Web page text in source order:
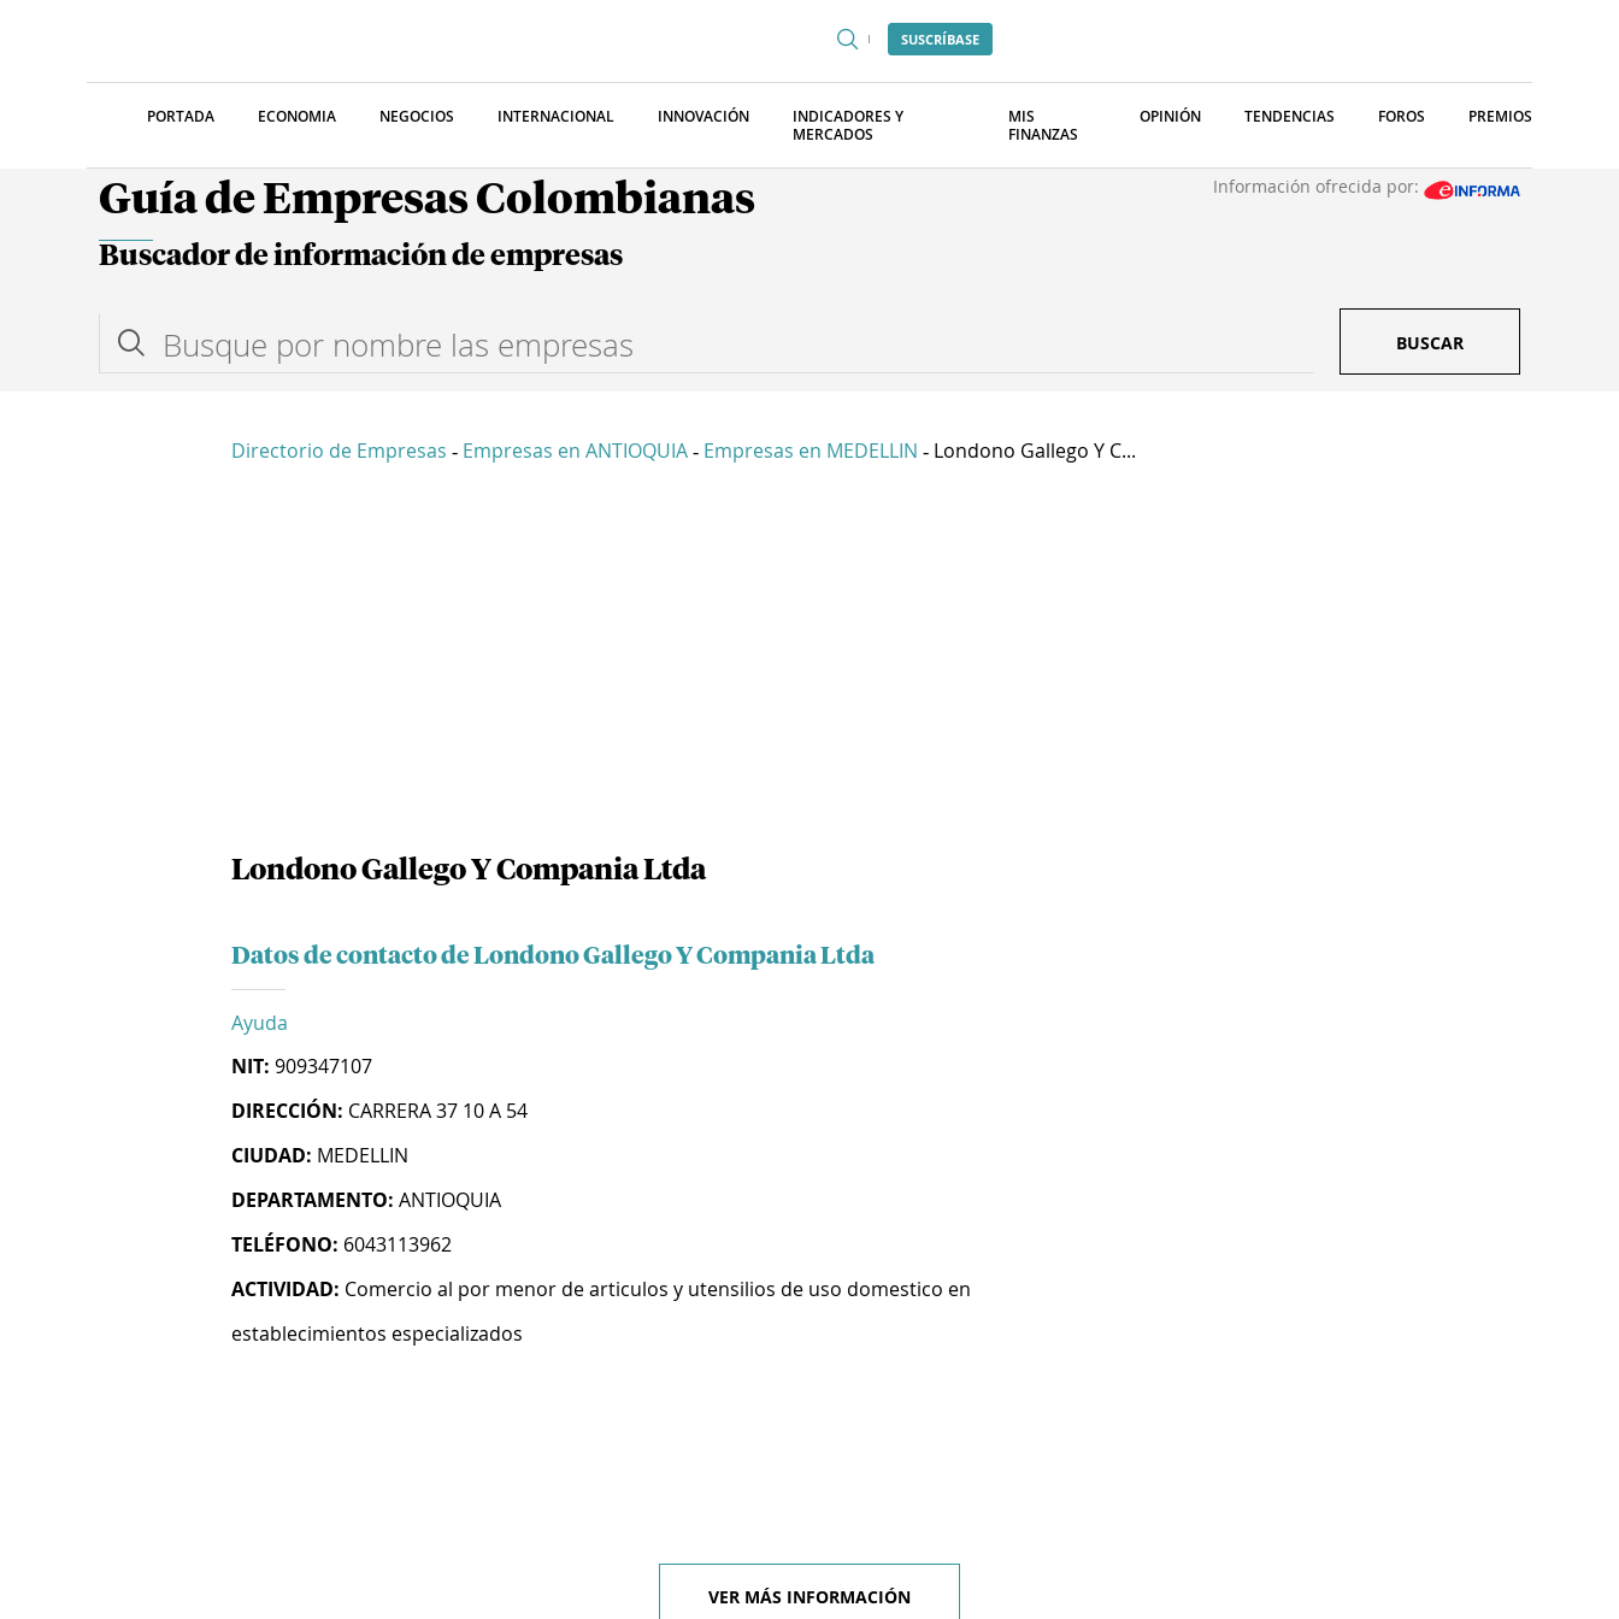
SUSCRÍBASE
PORTADA ECONOMIA NEGOCIOS INTERNACIONAL INNOVACIÓN
INDICADORES Y
MERCADOS
MIS
FINANZAS
OPINIÓN TENDENCIAS FOROS PREMIOS
Guía de Empresas Colombianas Información ofrecida por:
Buscador de información de empresas
BUSCAR
Directorio de Empresas - Empresas en ANTIOQUIA - Empresas en MEDELLIN - Londono Gallego Y C...
Londono Gallego Y Compania Ltda
Datos de contacto de Londono Gallego Y Compania Ltda
Ayuda
NIT: 909347107
DIRECCIÓN: CARRERA 37 10 A 54
CIUDAD: MEDELLIN
DEPARTAMENTO: ANTIOQUIA
TELÉFONO: 6043113962
ACTIVIDAD: Comercio al por menor de articulos y utensilios de uso domestico en
establecimientos especializados
VER MÁS INFORMACIÓN